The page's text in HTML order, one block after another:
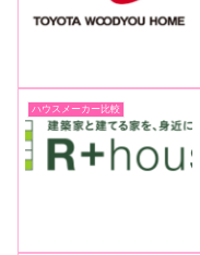
ハウスメーカー比較